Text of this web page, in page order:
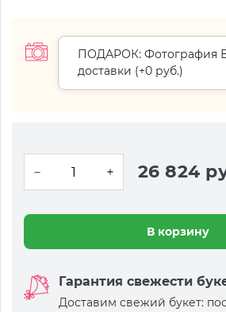
ПОДАРОК: Фотография
доставки (+0 руб.)
26 824
В корзину
Гарантия свежести
Доставим свежий букет: